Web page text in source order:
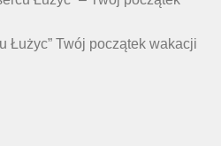
Łużyc” Twój początek wakacji